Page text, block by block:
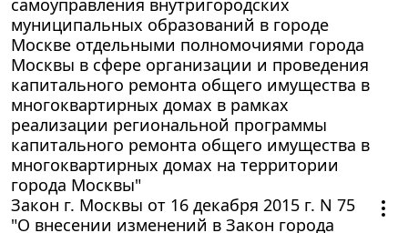
самоуправления внутригородских
муниципальных образований в городе
Москве отдельными полномочиями города
Москвы в сфере организации и проведения
капитального ремонта общего имущества в
многоквартирных домах в рамках
реализации региональной программы
капитального ремонта общего имущества в
многоквартирных домах на территории
города Москвы"
Закон г. Москвы от 16 декабря 2015 г. N 75
"О внесении изменений в Закон города